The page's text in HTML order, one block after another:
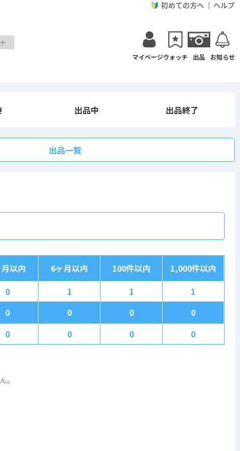
初めての方へ ヘルプ
マイページウォッチ 出品 お知らせ
出品中 出品終了
出品一覧
以内 6ヶ月以内 100件以内
1,000件以内
0 1 1
1
0 0 0
0
0 0 0 0
。